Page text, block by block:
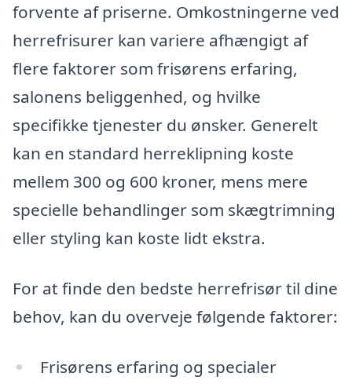
forvente af priserne. Omkostningerne ved
herrefrisurer kan variere afhængigt af
flere faktorer som frisørens erfaring,
salonens beliggenhed, og hvilke
specifikke tjenester du ønsker. Generelt
kan en standard herreklipning koste
mellem 300 og 600 kroner, mens mere
specielle behandlinger som skægtrimning
eller styling kan koste lidt ekstra.
For at finde den bedste herrefrisør til dine
behov, kan du overveje følgende faktorer:
Frisørens erfaring og specialer